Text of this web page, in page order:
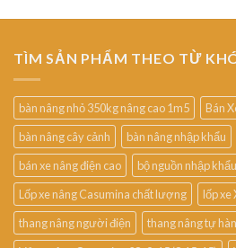
TÌM SẢN PHẨM THEO TỪ
bàn nâng nhỏ 350kg nâng cao 1m5
Bán
bàn nâng cây cảnh
bàn nâng nhập khẩu
bán xe nâng điện cao
bộ nguồn nhập
Lốp xe nâng Casumina chất lượng
lốp xe
thang nâng người điện
thang nâng tự